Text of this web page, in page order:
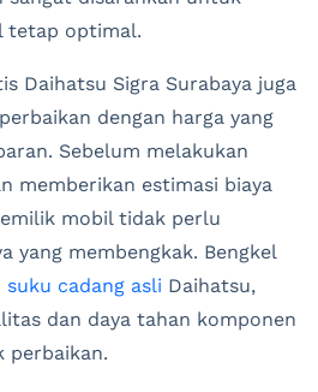
tetap optimal.
Daihatsu Sigra Surabaya juga
dengan harga yang
Sebelum melakukan
memberikan estimasi biaya
mobil tidak perlu
yang membengkak. Bengkel
suku cadang asli Daihatsu,
dan daya tahan komponen
perbaikan.